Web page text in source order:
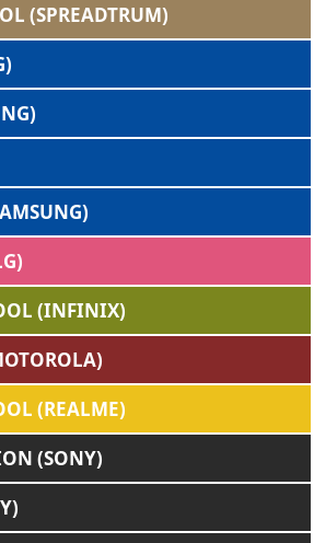
(SPREADTRUM)
(INFINIX)
(REALME)
(SONY)